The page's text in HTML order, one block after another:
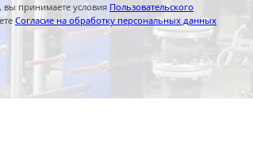
принимаете условия Пользовательского
Согласие на обработку персональных данных